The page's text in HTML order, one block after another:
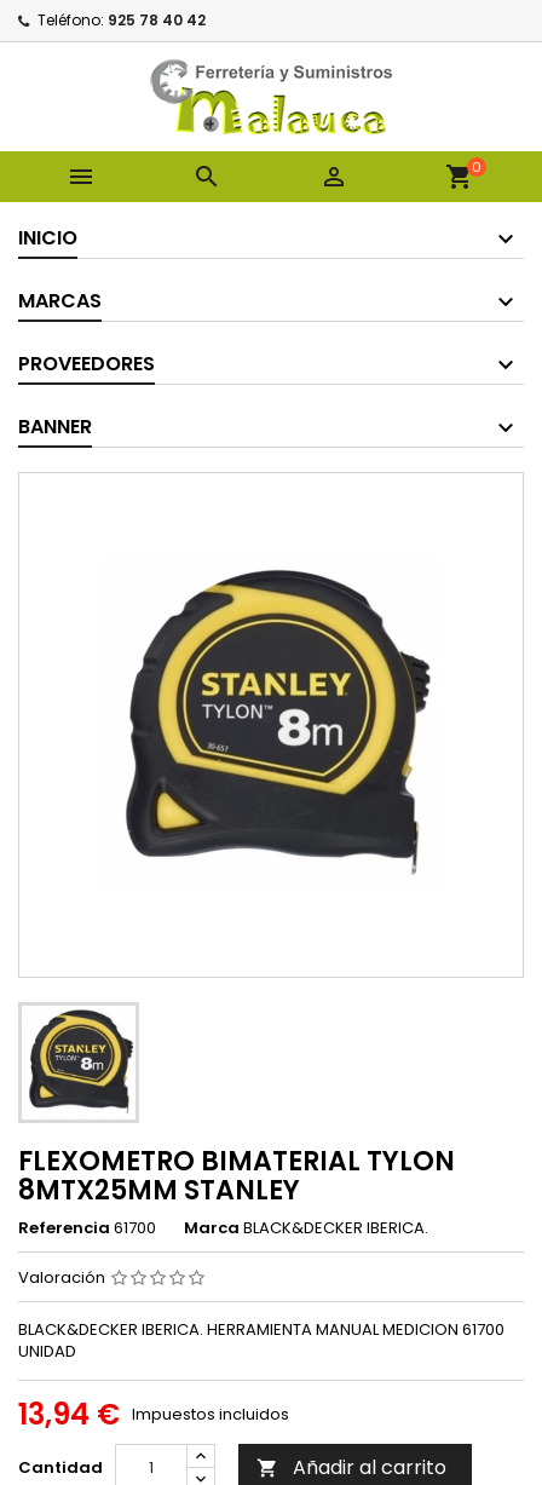
Teléfono: 925 78 40 42
   shopping_cart0
INICIO
MARCAS
PROVEEDORES
BANNER
FLEXOMETRO BIMATERIAL TYLON
8MTX25MM STANLEY
Referencia 61700 Marca BLACK&DECKER IBERICA.
Valoración
BLACK&DECKER IBERICA. HERRAMIENTA MANUAL MEDICION 61700
UNIDAD
13,94 € Impuestos incluidos
Cantidad  Añadir al carrito